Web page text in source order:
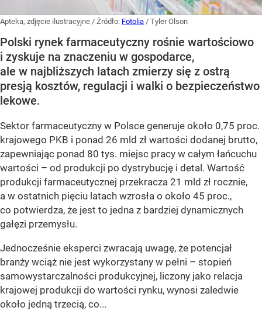
Apteka, zdjęcie ilustracyjne / Źródło: Fotolia / Tyler Olson
Polski rynek farmaceutyczny rośnie wartościowo
i zyskuje na znaczeniu w gospodarce,
ale w najbliższych latach zmierzy się z ostrą
presją kosztów, regulacji i walki o bezpieczeństwo
lekowe.
Sektor farmaceutyczny w Polsce generuje około 0,75 proc.
krajowego PKB i ponad 26 mld zł wartości dodanej brutto,
zapewniając ponad 80 tys. miejsc pracy w całym łańcuchu
wartości – od produkcji po dystrybucję i detal. Wartość
produkcji farmaceutycznej przekracza 21 mld zł rocznie,
a w ostatnich pięciu latach wzrosła o około 45 proc.,
co potwierdza, że jest to jedna z bardziej dynamicznych
gałęzi przemysłu.
Jednocześnie eksperci zwracają uwagę, że potencjał
branży wciąż nie jest wykorzystany w pełni – stopień
samowystarczalności produkcyjnej, liczony jako relacja
krajowej produkcji do wartości rynku, wynosi zaledwie
około jedną trzecią, co...